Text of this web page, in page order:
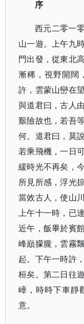
序
西元二零一
山一遊。上午九
門出發，從東北
漸稀，視野開闊
許，雲蒙山巒在
與道君曰，古人
艱險故也，若吾
何。道君曰，莫
若乘飛機，一日
緩時光不再矣，
所見所感，浮光
當效古人，使山
上午十一時，已
近午，飯畢於賓
峰巔朦朧，雲霧
起。下午一時許
桓矣。第二日往
嶂，時時下車靜
意。